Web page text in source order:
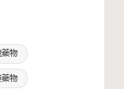
藥物
藥物